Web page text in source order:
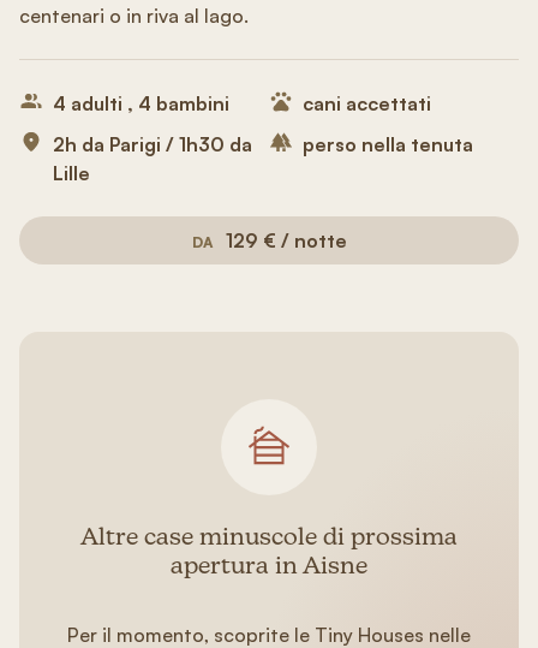
centenari o in riva al lago.
4 adulti , 4 bambini
2h da Parigi / 1h30 da
Lille
cani accettati
perso nella tenuta
DA 129 € / notte
Altre case minuscole di prossima
apertura in Aisne
Per il momento, scoprite le Tiny Houses nelle